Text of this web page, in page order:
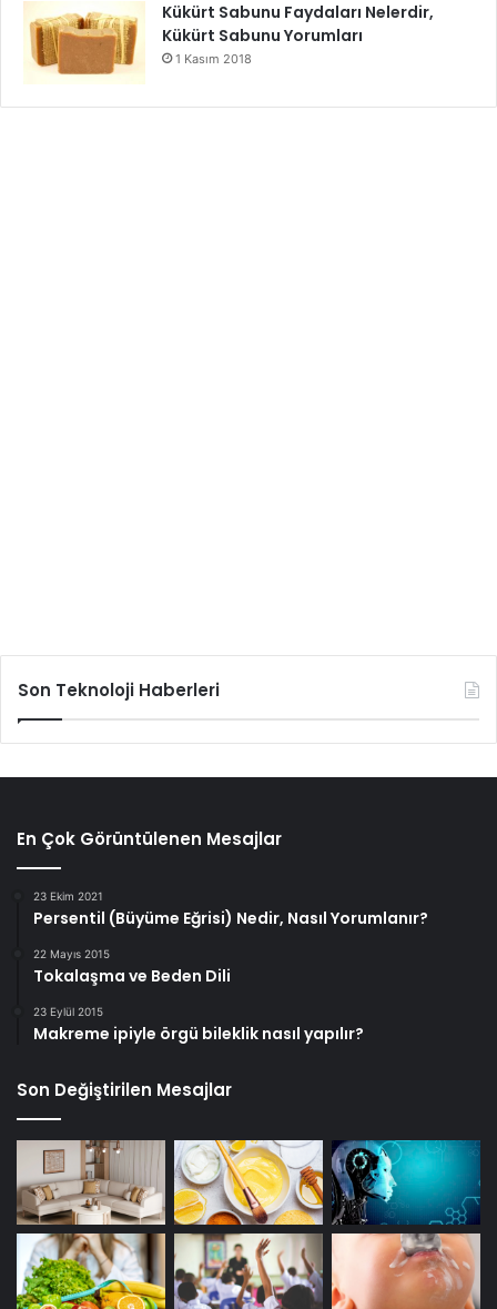
Kükürt Sabunu Faydaları Nelerdir,
Kükürt Sabunu Yorumları
1 Kasım 2018
Son Teknoloji Haberleri
En Çok Görüntülenen Mesajlar
23 Ekim 2021
Persentil (Büyüme Eğrisi) Nedir, Nasıl Yorumlanır?
22 Mayıs 2015
Tokalaşma ve Beden Dili
23 Eylül 2015
Makreme ipiyle örgü bileklik nasıl yapılır?
Son Değiştirilen Mesajlar